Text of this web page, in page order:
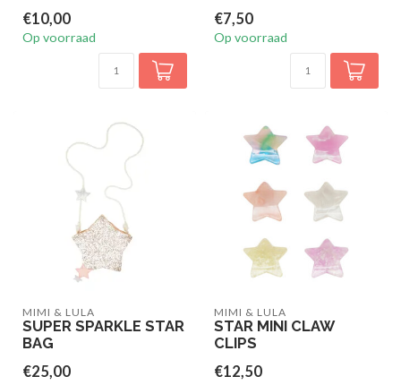
€10,00
Op voorraad
€7,50
Op voorraad
MIMI & LULA
SUPER SPARKLE STAR
BAG
€25,00
MIMI & LULA
STAR MINI CLAW
CLIPS
€12,50